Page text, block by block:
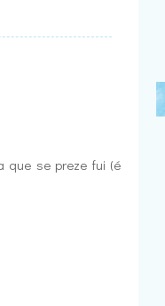
que se preze fui (é